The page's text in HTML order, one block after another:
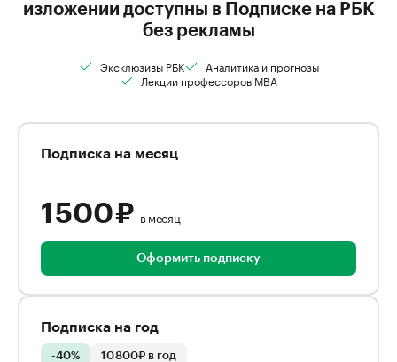
изложении доступны в Подписке на РБК
без рекламы
Эксклюзивы РБК
Аналитика и прогнозы
Лекции профессоров MBA
Подписка на месяц
1 500 ₽ в месяц
Оформить подписку
Подписка на год
-40% 10 800₽ в год